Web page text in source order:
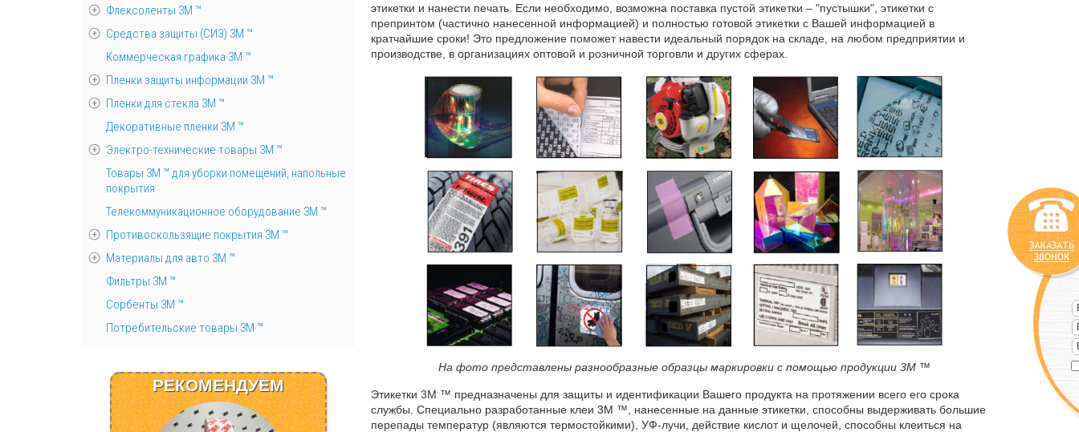
этикетки и нанести печать. Если необходимо, возможна поставка пустой этикетки – "пустышки", этикетки с
препринтом (частично нанесенной информацией) и полностью готовой этикетки с Вашей информацией в
кратчайшие сроки! Это предложение поможет навести идеальный порядок на складе, на любом предприятии и
производстве, в организациях оптовой и розничной торговли и других сферах.
На фото представлены разнообразные образцы маркировки с помощью продукции 3М ™
Этикетки 3М ™ предназначены для защиты и идентификации Вашего продукта на протяжении всего его срока
службы. Специально разработанные клеи 3М ™, нанесенные на данные этикетки, способны выдерживать большие
перепады температур (являются термостойкими), УФ-лучи, действие кислот и щелочей, способны клеиться на
Флексоленты 3М ™
Средства защиты (СИЗ) 3M ™
Коммерческая графика 3М ™
Пленки защиты информации 3М ™
Пленки для стекла 3М ™
Декоративные пленки 3М ™
Электро-технические товары 3М ™
Товары 3М ™ для уборки помещений, напольные
покрытия
Телекоммуникационное оборудование 3М ™
Противоскользящие покрытия 3М ™
Материалы для авто 3М ™
Фильтры 3М ™
Сорбенты 3М ™
Потребительские товары 3М ™
РЕКОМЕНДУЕМ